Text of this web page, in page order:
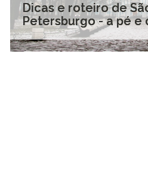
Dicas e roteiro de
Petersburgo - a pé e